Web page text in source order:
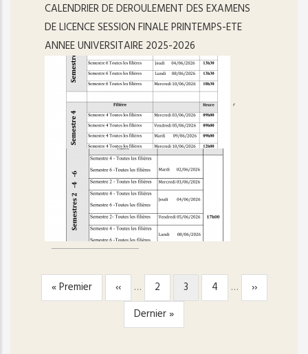
CALENDRIER DE DEROULEMENT DES EXAMENS
DE LICENCE SESSION FINALE PRINTEMPS-ETE
ANNEE UNIVERSITAIRE 2025-2026
,
PAGINATION
Première
page
« Premier
Page
précédente
‹‹ … Page
2
Page
courante
3 Page
4 …
Page
suivante
››
Dernière
page
Dernier »